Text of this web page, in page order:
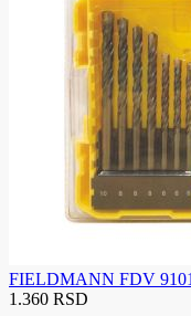
FIELDMANN FDV
1.360 RSD